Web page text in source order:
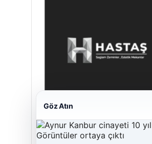
Enes Kaplan Avukatlık Bürosu
Göz Atın